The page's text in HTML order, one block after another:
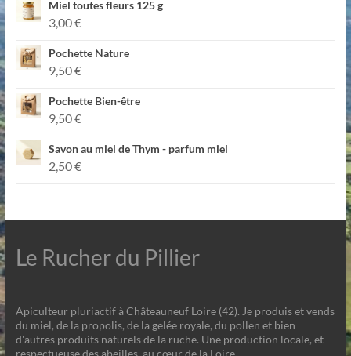
Miel toutes fleurs 125 g
3,00€
Pochette Nature
9,50€
Pochette Bien-être
9,50€
Savon au miel de Thym - parfum miel
2,50€
Le Rucher du Pillier
Apiculteur pluriactif à Châteauneuf Loire (42). Je produis et vends
du miel, de la propolis, de la gelée royale, du pollen et bien
d'autres produits naturels de la ruche. Une production locale, et